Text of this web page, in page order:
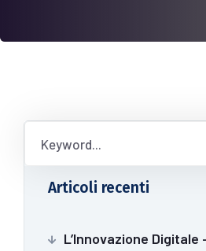
Articoli recenti
L’Innovazione Digitale